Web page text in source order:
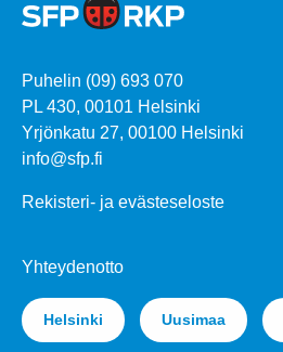
Puhelin (09) 693 070
PL 430, 00101 Helsinki
Yrjönkatu 27, 00100 Helsinki
info@sfp.fi
Rekisteri- ja evästeseloste
Yhteydenotto
Helsinki Uusimaa